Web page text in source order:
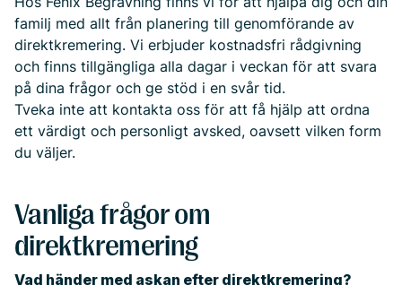
familj med allt från planering till genomförande av
direktkremering. Vi erbjuder kostnadsfri rådgivning
och finns tillgängliga alla dagar i veckan för att svara
på dina frågor och ge stöd i en svår tid.
Tveka inte att kontakta oss för att få hjälp att ordna
ett värdigt och personligt avsked, oavsett vilken form
du väljer.
Vanliga frågor om
direktkremering
Vad händer med askan efter direktkremering?